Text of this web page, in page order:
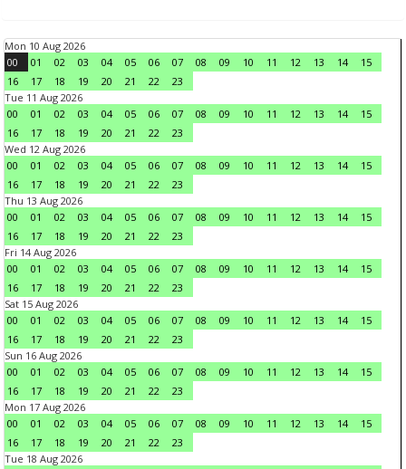
Mon 10 Aug 2026
00
01 02 03 04 05 06 07 08 09 10 11 12 13 14
15
16
17 18 19 20 21 22
23
Tue 11 Aug 2026
00
01 02 03 04 05 06 07 08 09 10 11 12 13 14
15
16
17 18 19 20 21 22
23
Wed 12 Aug 2026
00
01 02 03 04 05 06 07 08 09 10 11 12 13 14
15
16
17 18 19 20 21 22
23
Thu 13 Aug 2026
00
01 02 03 04 05 06 07 08 09 10 11 12 13 14
15
16
17 18 19 20 21 22
23
Fri 14 Aug 2026
00
01 02 03 04 05 06 07 08 09 10 11 12 13 14
15
16
17 18 19 20 21 22
23
Sat 15 Aug 2026
00
01 02 03 04 05 06 07 08 09 10 11 12 13 14
15
16
17 18 19 20 21 22
23
Sun 16 Aug 2026
00
01 02 03 04 05 06 07 08 09 10 11 12 13 14
15
16
17 18 19 20 21 22
23
Mon 17 Aug 2026
00
01 02 03 04 05 06 07 08 09 10 11 12 13 14
15
16
17 18 19 20 21 22
23
Tue 18 Aug 2026